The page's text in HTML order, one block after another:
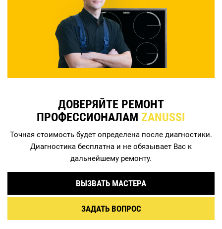
ДОВЕРЯЙТЕ РЕМОНТ
ПРОФЕССИОНАЛАМ ZANUSSI
Точная стоимость будет определена после диагностики.
Диагностика бесплатна и не обязывает Вас к
дальнейшему ремонту.
ВЫЗВАТЬ МАСТЕРА
ЗАДАТЬ ВОПРОС